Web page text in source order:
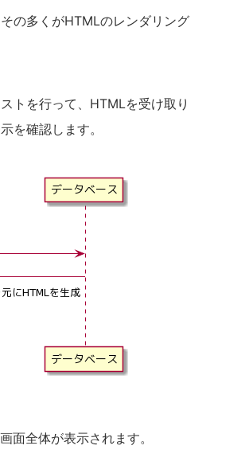
の多くがHTMLのレンダリング
トを行って、HTMLを受け取り
を確認します。
面全体が表示されます。